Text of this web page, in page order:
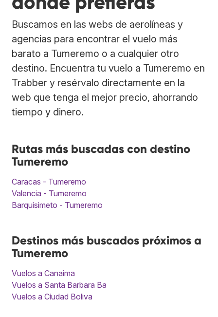
Buscamos en las webs de aerolíneas y
agencias para encontrar el vuelo más
barato a Tumeremo o a cualquier otro
destino. Encuentra tu vuelo a Tumeremo en
Trabber y resérvalo directamente en la
web que tenga el mejor precio, ahorrando
tiempo y dinero.
Rutas más buscadas con destino
Tumeremo
Caracas - Tumeremo
Valencia - Tumeremo
Barquisimeto - Tumeremo
Destinos más buscados próximos a
Tumeremo
Vuelos a Canaima
Vuelos a Santa Barbara Ba
Vuelos a Ciudad Boliva